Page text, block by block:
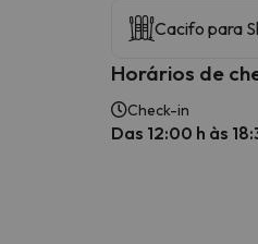
Cacifo para
Horários de
Check-in
Das 12:00 h às